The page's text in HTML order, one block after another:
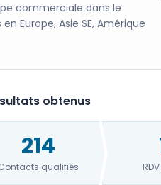
commerciale dans le
Europe, Asie SE, Amérique
obtenus
214
qualifiés